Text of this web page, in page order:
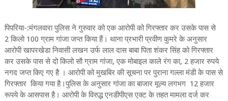
पिपरिया-:मंगलवारा पुलिस ने गुरुवार को एक आरोपी को गिरफ्तार कर उसके पास से
2 किलो 100 ग्राम गांजा जप्त किया हैं। थाना प्रभारी प्रवीण कुमरे के अनुसार
आरोपी खापरखेडा निवासी लखन उर्फ लाल दास बाबा पिता शंकर सिंह को गिरफ्तार
कर उसके पास से दो किलो सौ ग्राम गांजा, एक मोबाइल काले रंग का, 2 हजार रुपये
नगद जप्त किए गए है । आरोपी को मुखबिर की सूचना पर पुराना गल्ला मंडी के पास से
गिरफ्तार किया गया है।पुलिस के अनुसार गांजा का बाजार मूल्य लगभग 12 हजार
रूपये के आसपास है। आरोपी के विरुद्ध एनडीपीएस एक्ट के तहत मामला दर्ज कर